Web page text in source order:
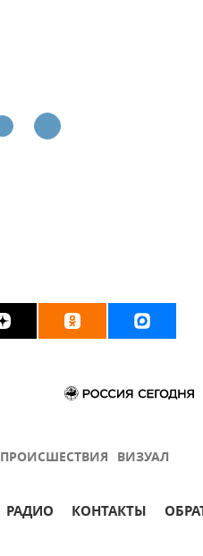
ПРОИСШЕСТВИЯ ВИЗУАЛ
РАДИО КОНТАКТЫ